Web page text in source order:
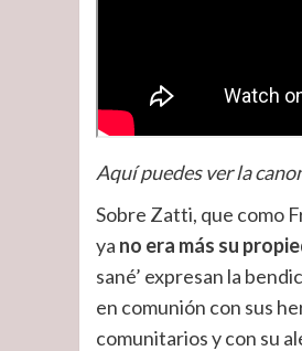
Aquí puedes ver la
Sobre Zatti, que como
ya no era más su
sané’ expresan la
en comunión con sus
comunitarios y con su